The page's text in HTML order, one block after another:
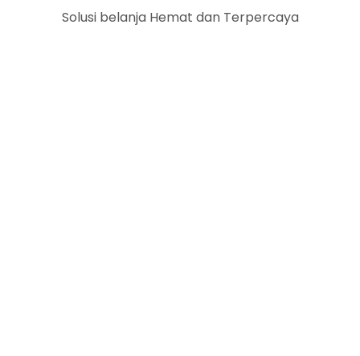
Solusi belanja Hemat dan Terpercaya